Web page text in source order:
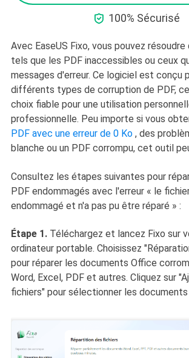
 100% Sécurisé
Avec EaseUS Fixo, vous pouvez
tels que les PDF inaccessibles ou ceux
messages d'erreur. Ce logiciel est conçu
différents types de corruption de PDF,
choix fiable pour une utilisation
professionnelle. Peu importe si vous
PDF avec une erreur de 0 Ko, des
blanche ou un PDF corrompu, cet outil
Consultez les étapes suivantes pour
PDF endommagés avec l'erreur « le
endommagé et n'a pas pu être réparé » :
Étape 1. Téléchargez et lancez Fixo sur
ordinateur portable. Choisissez
pour réparer les documents Office
Word, Excel, PDF et autres. Cliquez sur
fichiers" pour sélectionner les